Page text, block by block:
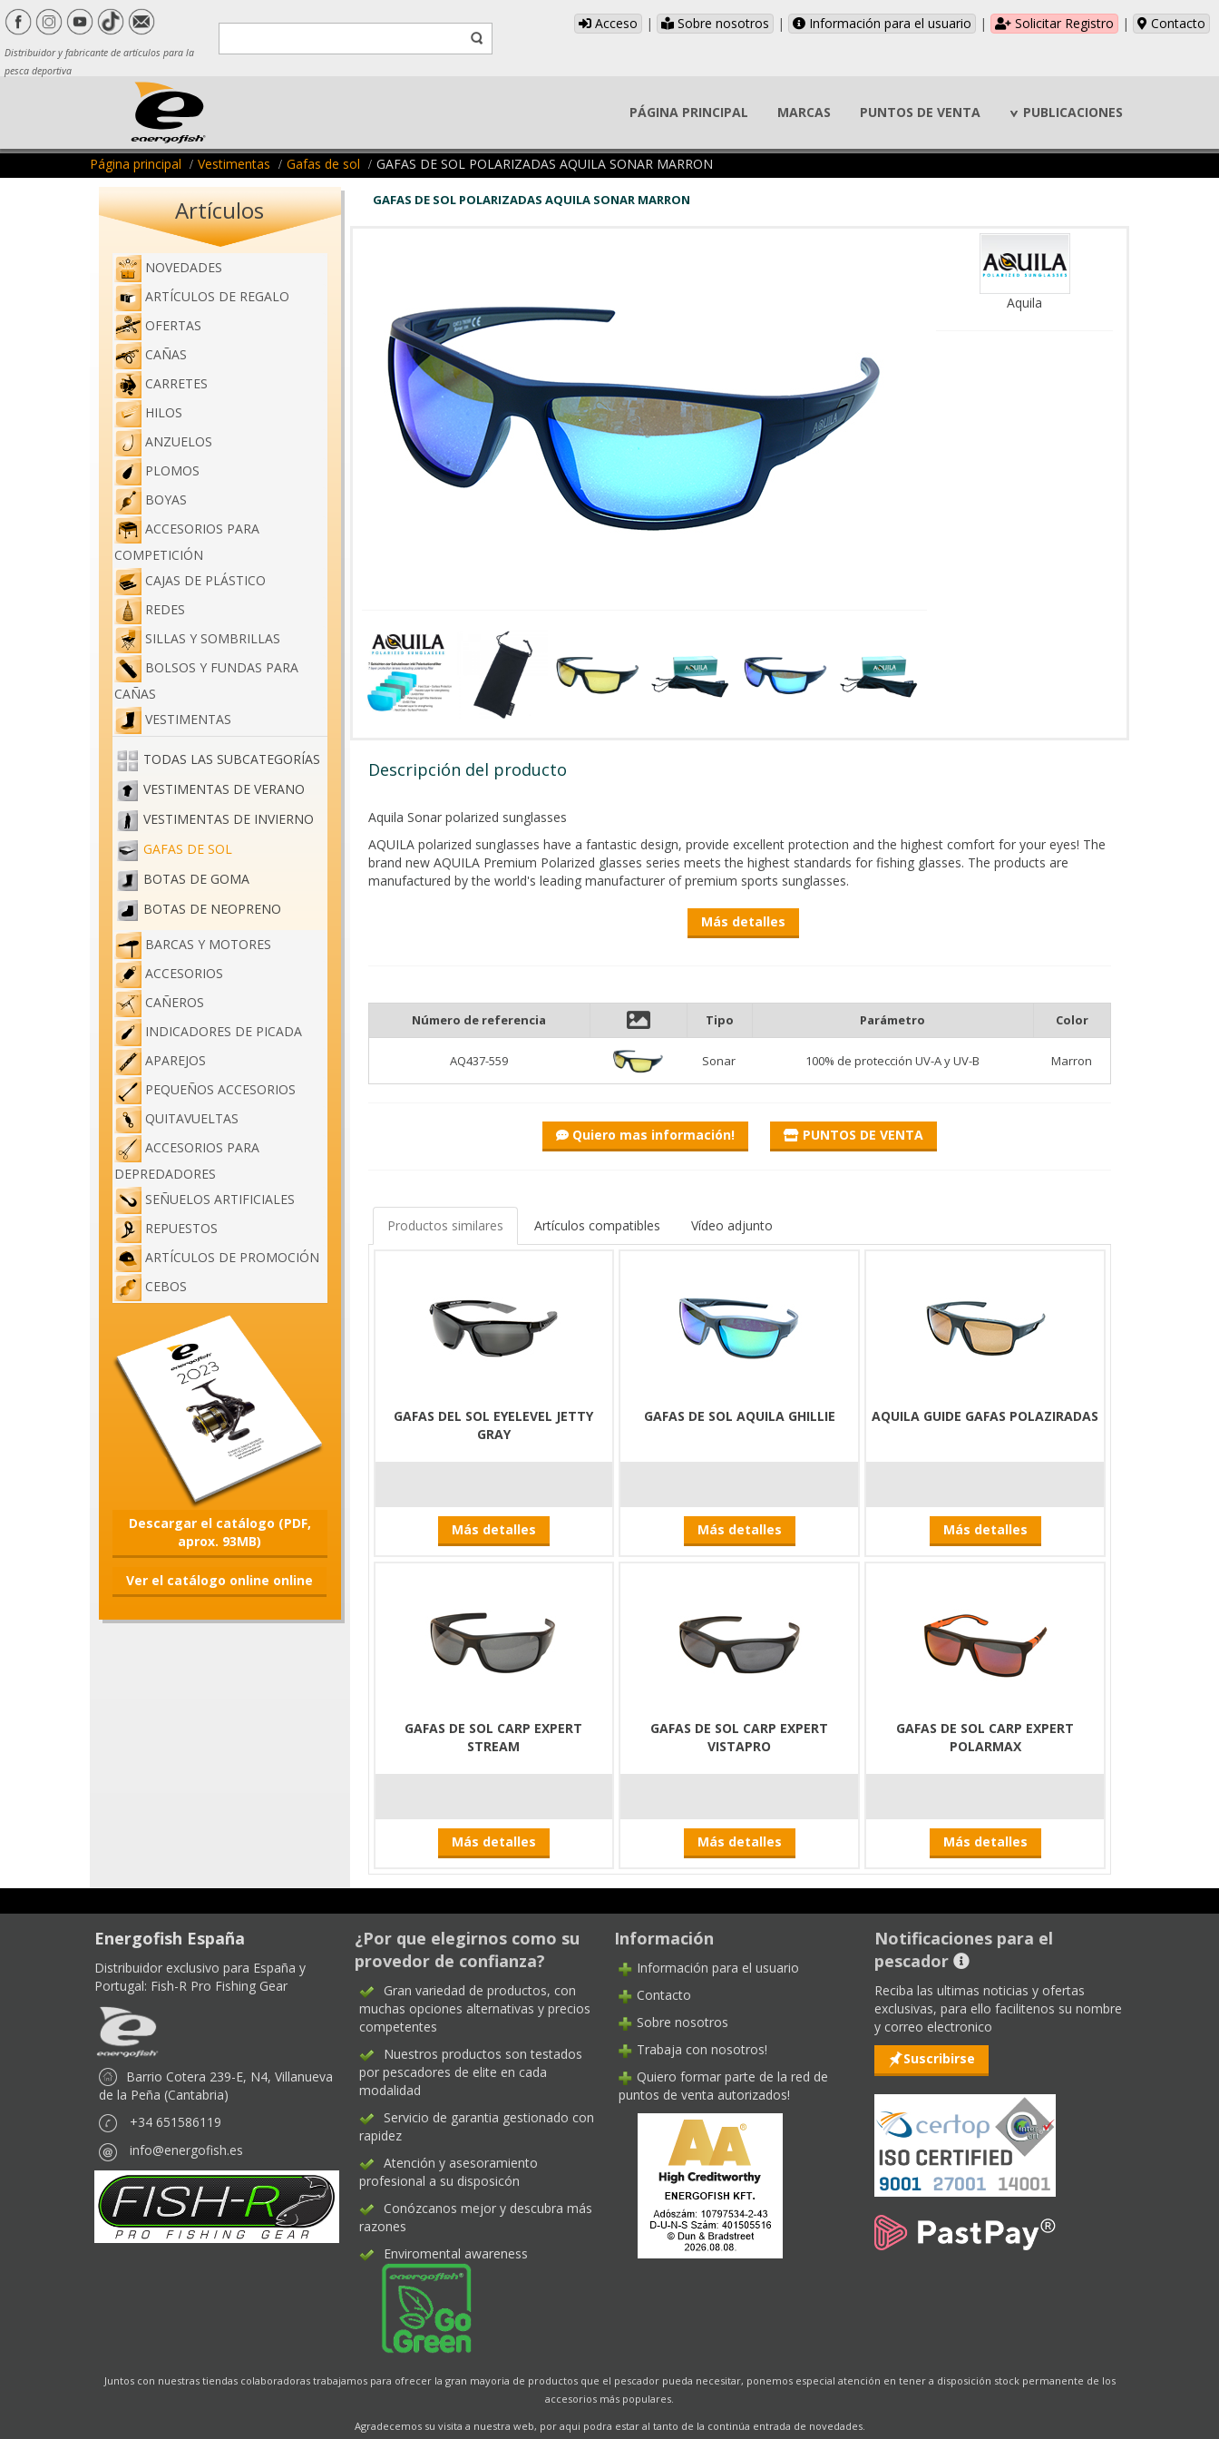
Distribuidor y fabricante de artículos para la
pesca deportiva
Acceso | Sobre nosotros | Información para el usuario | Solicitar Registro | Contacto
PÁGINA PRINCIPAL MARCAS PUNTOS DE VENTA PUBLICACIONES
Página principal Vestimentas Gafas de sol GAFAS DE SOL POLARIZADAS AQUILA SONAR MARRON
Artículos
NOVEDADES
ARTÍCULOS DE REGALO
OFERTAS
CAÑAS
CARRETES
HILOS
ANZUELOS
PLOMOS
BOYAS
ACCESORIOS PARA
COMPETICIÓN
CAJAS DE PLÁSTICO
REDES
SILLAS Y SOMBRILLAS
BOLSOS Y FUNDAS PARA
CAÑAS
VESTIMENTAS
TODAS LAS SUBCATEGORÍAS
VESTIMENTAS DE VERANO
VESTIMENTAS DE INVIERNO
GAFAS DE SOL
BOTAS DE GOMA
BOTAS DE NEOPRENO
BARCAS Y MOTORES
ACCESORIOS
CAÑEROS
INDICADORES DE PICADA
APAREJOS
PEQUEÑOS ACCESORIOS
QUITAVUELTAS
ACCESORIOS PARA
DEPREDADORES
SEÑUELOS ARTIFICIALES
REPUESTOS
ARTÍCULOS DE PROMOCIÓN
CEBOS
Descargar el catálogo (PDF,
aprox. 93MB)
Ver el catálogo online online
GAFAS DE SOL POLARIZADAS AQUILA SONAR MARRON
Aquila
Descripción del producto
Aquila Sonar polarized sunglasses
AQUILA polarized sunglasses have a fantastic design, provide excellent protection and the highest comfort for your eyes! The
brand new AQUILA Premium Polarized glasses series meets the highest standards for fishing glasses. The products are
manufactured by the world's leading manufacturer of premium sports sunglasses.
Yellow lenses are perfect for cloudy days, early mornings or late evenings. If you fish in waters with a dark bottom, this type is
the right one. It brightens the view and enhances contrasts.
The frame is made of polycarbonate material, which has become very durable and light. The frames are made using a double
injection molding process. The soft nose and ear cushions are made with a comfortable and soft rubber composition. The
comfort of wearing the glasses is maximum, which is an important factor when fishing. It is delivered with a glasses case.
TAC lenses: The lenses of AQUILA Premium polarized glasses are made of triacetate cellulose material. They are made of 7
layers (including the polarizing layer), which results in perfect protection and a crystal clear image. In addition, the lenses are
AQUILA polarized glasses filter out 100% of sunlight's UV-A and UV-B radiation and protect the eyes. The polarized filter
ensures no reflection on water surfaces. There is a fantastic view of the fish below the surface of the water. AQUILA glasses
- Polycarbonate frame
- Soft nose pad
- Durable triacetate lenses
- 7-layer protective lens with polarizing filter
- 100% UV-A and UV-B protection
Más detalles
Número de referencia Tipo Parámetro Color
AQ437-559 Sonar 100% de protección UV-A y UV-B Marron
Quiero mas información! PUNTOS DE VENTA
Productos similares Artículos compatibles Vídeo adjunto
GAFAS DEL SOL EYELEVEL JETTY
GRAY
Más detalles
GAFAS DE SOL AQUILA GHILLIE
Más detalles
AQUILA GUIDE GAFAS POLAZIRADAS
Más detalles
GAFAS DE SOL CARP EXPERT
STREAM
Más detalles
GAFAS DE SOL CARP EXPERT
VISTAPRO
Más detalles
GAFAS DE SOL CARP EXPERT
POLARMAX
Más detalles
Energofish España
Distribuidor exclusivo para España y
Portugal: Fish-R Pro Fishing Gear
Barrio Cotera 239-E, N4, Villanueva
de la Peña (Cantabria)
+34 651586119
info@energofish.es
¿Por que elegirnos como su
provedor de confianza?
Gran variedad de productos, con
muchas opciones alternativas y precios
competentes
Nuestros productos son testados
por pescadores de elite en cada
modalidad
Servicio de garantia gestionado con
rapidez
Atención y asesoramiento
profesional a su disposicón
Conózcanos mejor y descubra más
razones
Enviromental awareness
Información
Información para el usuario
Contacto
Sobre nosotros
Trabaja con nosotros!
Quiero formar parte de la red de
puntos de venta autorizados!
Notificaciones para el
pescador
Reciba las ultimas noticias y ofertas
exclusivas, para ello facilitenos su nombre
y correo electronico
Suscribirse
Juntos con nuestras tiendas colaboradoras trabajamos para ofrecer la gran mayoria de productos que el pescador pueda necesitar, ponemos especial atención en tener a disposición stock permanente de los
accesorios más populares.
Agradecemos su visita a nuestra web, por aqui podra estar al tanto de la continúa entrada de novedades.